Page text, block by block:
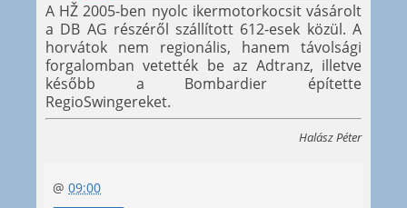
A HŽ 2005-ben nyolc ikermotorkocsit vásárolt
a DB AG részéről szállított 612-esek közül. A
horvátok nem regionális, hanem távolsági
forgalomban vetették be az Adtranz, illetve
később a Bombardier építette
RegioSwingereket.
Halász Péter
@ 09:00